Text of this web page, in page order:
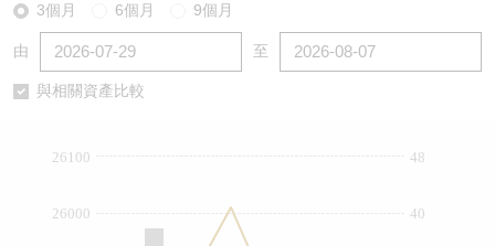
3個月 6個月 9個月
由 至
與相關資產比較
40
48
26000
26100
認股證/牛熊證日誌
牛熊證到期結算價查詢
中資ETFs溢價比較